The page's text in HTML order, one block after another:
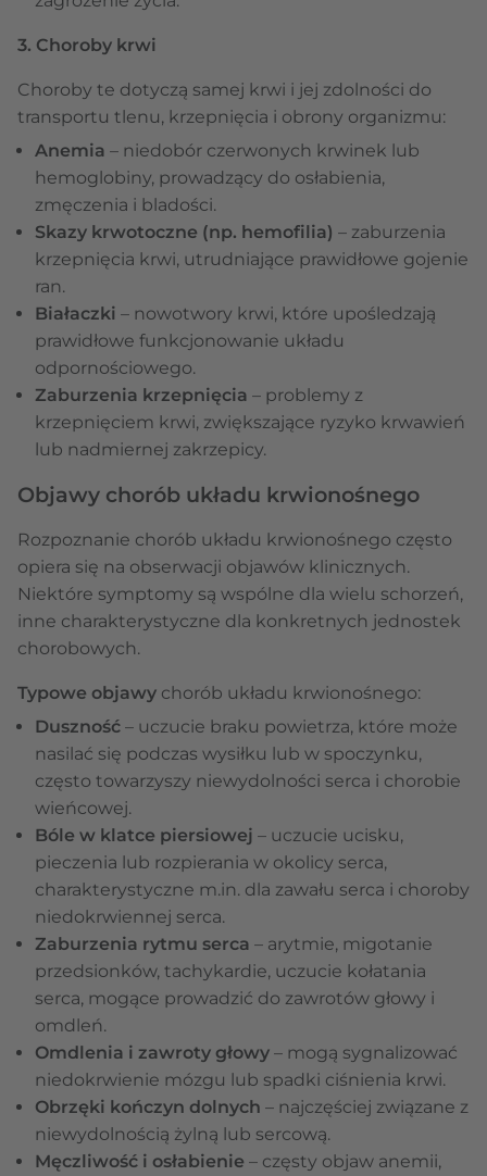
3. Choroby krwi
Choroby te dotyczą samej krwi i jej zdolności do
transportu tlenu, krzepnięcia i obrony organizmu:
Anemia – niedobór czerwonych krwinek lub
hemoglobiny, prowadzący do osłabienia,
zmęczenia i bladości.
Skazy krwotoczne (np. hemofilia) – zaburzenia
krzepnięcia krwi, utrudniające prawidłowe gojenie
ran.
Białaczki – nowotwory krwi, które upośledzają
prawidłowe funkcjonowanie układu
odpornościowego.
Zaburzenia krzepnięcia – problemy z
krzepnięciem krwi, zwiększające ryzyko krwawień
lub nadmiernej zakrzepicy.
Objawy chorób układu krwionośnego
Rozpoznanie chorób układu krwionośnego często
opiera się na obserwacji objawów klinicznych.
Niektóre symptomy są wspólne dla wielu schorzeń,
inne charakterystyczne dla konkretnych jednostek
chorobowych.
Typowe objawy chorób układu krwionośnego:
Duszność – uczucie braku powietrza, które może
nasilać się podczas wysiłku lub w spoczynku,
często towarzyszy niewydolności serca i chorobie
wieńcowej.
Bóle w klatce piersiowej – uczucie ucisku,
pieczenia lub rozpierania w okolicy serca,
charakterystyczne m.in. dla zawału serca i choroby
niedokrwiennej serca.
Zaburzenia rytmu serca – arytmie, migotanie
przedsionków, tachykardie, uczucie kołatania
serca, mogące prowadzić do zawrotów głowy i
omdleń.
Omdlenia i zawroty głowy – mogą sygnalizować
niedokrwienie mózgu lub spadki ciśnienia krwi.
Obrzęki kończyn dolnych – najczęściej związane z
niewydolnością żylną lub sercową.
Męczliwość i osłabienie – częsty objaw anemii,